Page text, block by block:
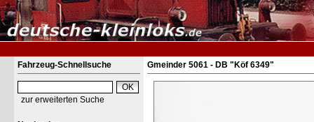
Fahrzeug-Schnellsuche
zur erweiterten Suche
Gmeinder 5061 - DB "Köf 6349"